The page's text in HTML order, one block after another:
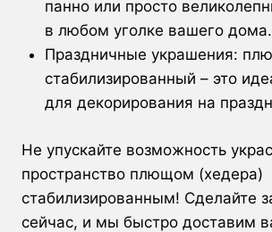
панно или просто
в любом уголке вашего дома.
Праздничные украшения:
стабилизированный – это
для декорирования на
Не упускайте возможность
пространство плющом (хедера)
стабилизированным! Сделайте
сейчас, и мы быстро доставим